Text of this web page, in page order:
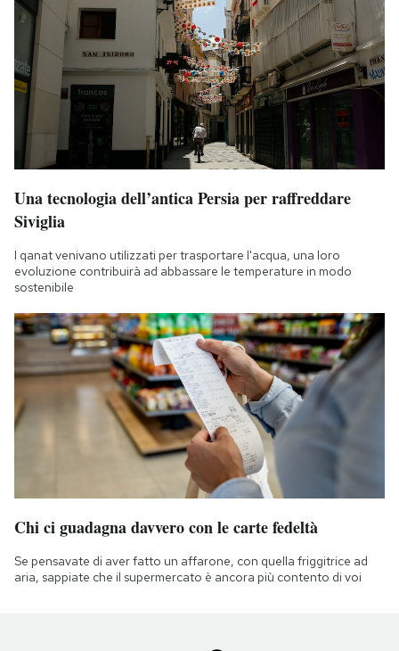
Una tecnologia dell’antica Persia per raffreddare
Siviglia
I qanat venivano utilizzati per trasportare l'acqua, una loro
evoluzione contribuirà ad abbassare le temperature in modo
sostenibile
Chi ci guadagna davvero con le carte fedeltà
Se pensavate di aver fatto un affarone, con quella friggitrice ad
aria, sappiate che il supermercato è ancora più contento di voi